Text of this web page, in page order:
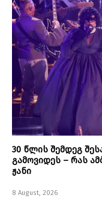
30 წლის შემდეგ
გამოვიდეს – რას
ჟანი
8 August, 2026